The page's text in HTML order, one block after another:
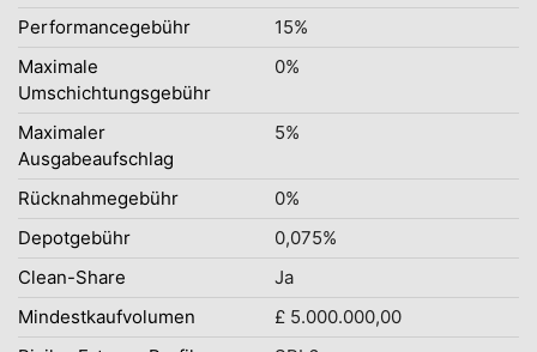
Performancegebühr
15%
Maximale
Umschichtungsgebühr
0%
Maximaler
Ausgabeaufschlag
5%
Rücknahmegebühr
0%
Depotgebühr
0,075%
Clean-Share
Ja
Mindestkaufvolumen
£ 5.000.000,00